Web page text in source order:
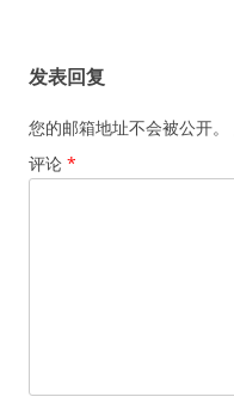
发表回复
您的邮箱地址不会被公开。
评论 *